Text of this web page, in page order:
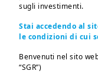
sugli investimenti.
Stai accedendo al
le condizioni di cui
Benvenuti nel sito
“SGR”)
fatturato
interno,
shock
più
alla